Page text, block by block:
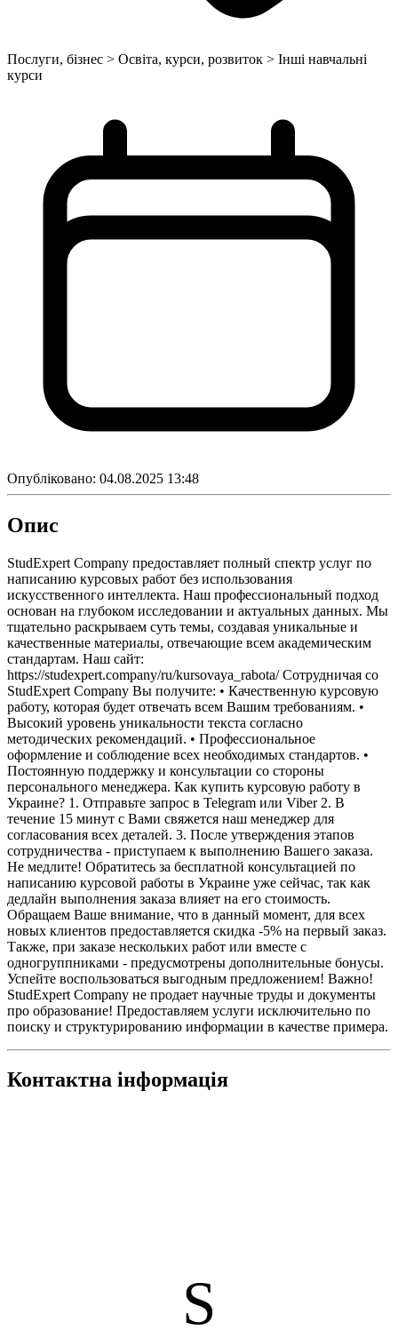
Послуги, бізнес > Освіта, курси, розвиток > Інші навчальні
курси
Опубліковано: 04.08.2025 13:48
Опис
StudExpert Company предоставляет полный спектр услуг по
написанию курсовых работ без использования
искусственного интеллекта. Наш профессиональный подход
основан на глубоком исследовании и актуальных данных. Мы
тщательно раскрываем суть темы, создавая уникальные и
качественные материалы, отвечающие всем академическим
стандартам. Наш сайт:
https://studexpert.company/ru/kursovaya_rabota/ Сотрудничая со
StudExpert Company Вы получите: • Качественную курсовую
работу, которая будет отвечать всем Вашим требованиям. •
Высокий уровень уникальности текста согласно
методических рекомендаций. • Профессиональное
оформление и соблюдение всех необходимых стандартов. •
Постоянную поддержку и консультации со стороны
персонального менеджера. Как купить курсовую работу в
Украине? 1. Отправьте запрос в Telegram или Viber 2. В
течение 15 минут с Вами свяжется наш менеджер для
согласования всех деталей. 3. После утверждения этапов
сотрудничества - приступаем к выполнению Вашего заказа.
Не медлите! Обратитесь за бесплатной консультацией по
написанию курсовой работы в Украине уже сейчас, так как
дедлайн выполнения заказа влияет на его стоимость.
Обращаем Ваше внимание, что в данный момент, для всех
новых клиентов предоставляется скидка -5% на первый заказ.
Также, при заказе нескольких работ или вместе с
одногруппниками - предусмотрены дополнительные бонусы.
Успейте воспользоваться выгодным предложением! Важно!
StudExpert Company не продает научные труды и документы
про образование! Предоставляем услуги исключительно по
поиску и структурированию информации в качестве примера.
Контактна інформація
S